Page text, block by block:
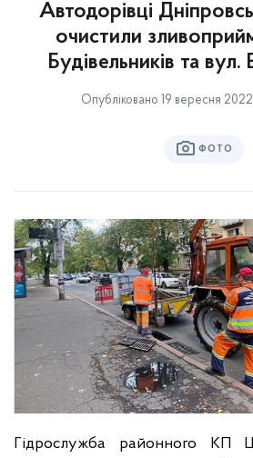
Автодорівці
очистили
Будівельників та вул.
Опубліковано 19 вересня
ФОТО
Гідрослужба районного КП